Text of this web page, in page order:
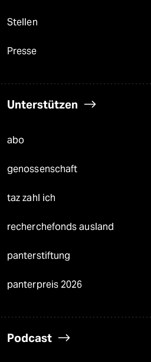
Stellen
Presse
Unterstützen
abo
genossenschaft
taz zahl ich
recherchefonds ausland
panterstiftung
panterpreis 2026
Podcast